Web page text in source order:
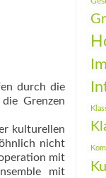
durch die
Grenzen
kulturellen
nicht
mit
mit